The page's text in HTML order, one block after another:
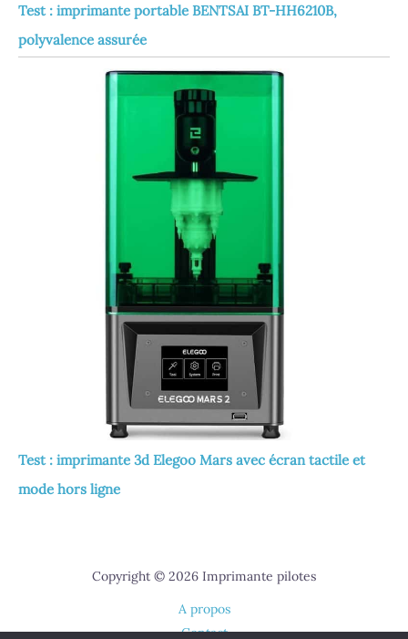
Test : imprimante portable BENTSAI BT-HH6210B,
polyvalence assurée
Test : imprimante 3d Elegoo Mars avec écran tactile et
mode hors ligne
Copyright © 2026 Imprimante pilotes
A propos
Contact